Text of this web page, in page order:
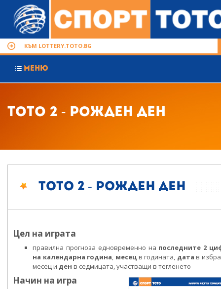
КЪМ LOTTERY.TOTO.BG
МЕНЮ
Тото 2 - Рожден ден
Тото 2 - Рожден ден
Цел на играта
правилна прогноза едновременно на последните 2
на календарна година, месец в годината, датав
месец и ден в седмицата, участващи в тегленето
Начин на игра